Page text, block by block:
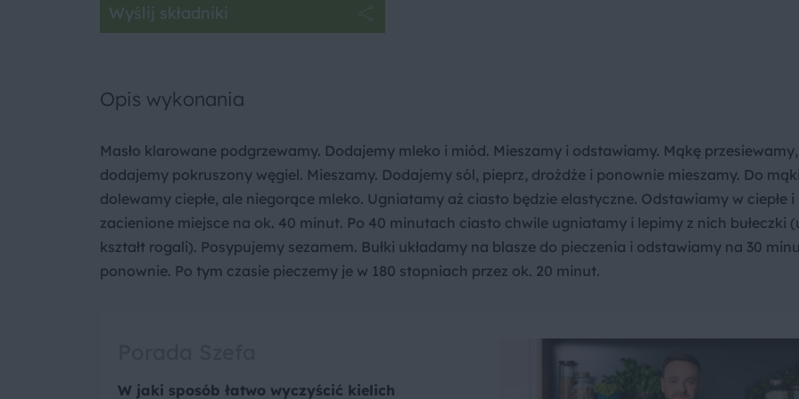
Wyślij składniki
Opis wykonania
Masło klarowane podgrzewamy. Dodajemy mleko i miód. Mieszamy i odstawiamy. Mąkę przesiewamy,
dodajemy pokruszony węgiel. Mieszamy. Dodajemy sól, pieprz, drożdże i ponownie mieszamy. Do
dolewamy ciepłe, ale niegorące mleko. Ugniatamy aż ciasto będzie elastyczne. Odstawiamy w ciepłe i
zacienione miejsce na ok. 40 minut. Po 40 minutach ciasto chwile ugniatamy i lepimy z nich bułeczki
kształt rogali). Posypujemy sezamem. Bułki układamy na blasze do pieczenia i odstawiamy na 30
ponownie. Po tym czasie pieczemy je w 180 stopniach przez ok. 20 minut.
W jaki sposób łatwo wyczyścić kielich